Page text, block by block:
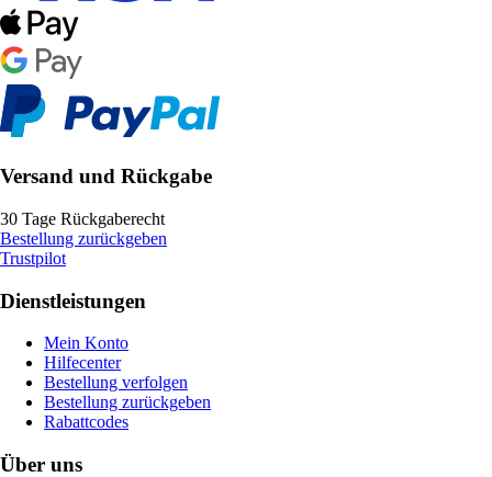
Versand und Rückgabe
30 Tage Rückgaberecht
Bestellung zurückgeben
Trustpilot
Dienstleistungen
Mein Konto
Hilfecenter
Bestellung verfolgen
Bestellung zurückgeben
Rabattcodes
Über uns